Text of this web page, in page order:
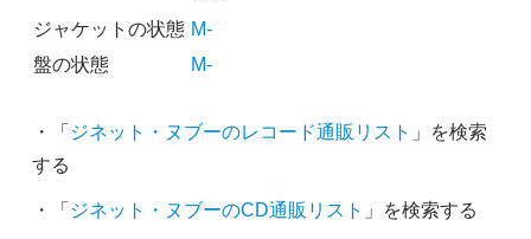
ジャケットの状態 M-
盤の状態
M-
・「 ジネット・ヌブーのレコード通販リスト 」を検索
する
・「 ジネット・ヌブーのCD通販リスト 」を検索する